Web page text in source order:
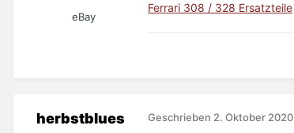
eBay
Ferrari 308 / 328 Ersatzteile
herbstblues Geschrieben 2. Oktober 2020